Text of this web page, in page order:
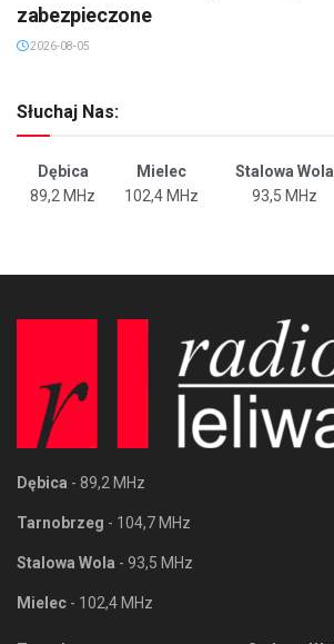
zabezpieczone
2026-08-05
Słuchaj Nas:
Dębica Mielec Stalowa Wola
89,2 MHz
102,4 MHz 93,5 MHz
Dębica - 89,2 MHz
Tarnobrzeg - 104,7 MHz
Stalowa Wola - 93,5 MHz
Mielec - 102,4 MHz